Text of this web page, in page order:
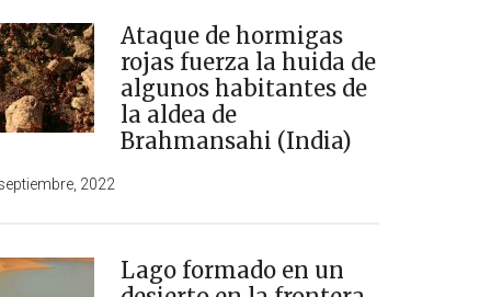
Ataque de hormigas
rojas fuerza la huida de
algunos habitantes de
la aldea de
Brahmansahi (India)
2022
Lago formado en un